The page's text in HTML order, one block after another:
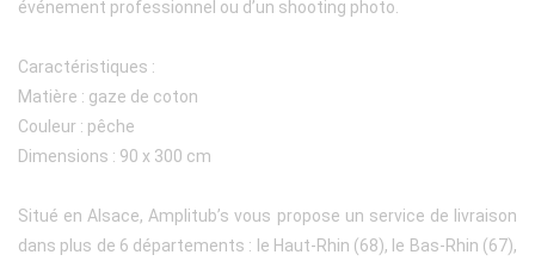
événement professionnel ou d’un shooting photo.
Caractéristiques :
Matière : gaze de coton
Couleur : pêche
Dimensions : 90 x 300 cm
Situé en Alsace, Amplitub’s vous propose un service de livraison
dans plus de 6 départements : le Haut-Rhin (68), le Bas-Rhin (67),